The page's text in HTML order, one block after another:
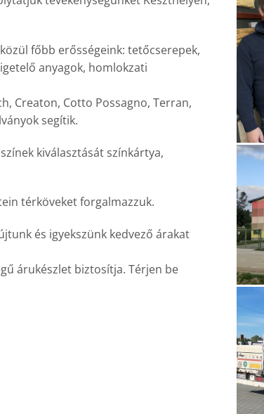
főbb erősségeink: tetőcserepek,
anyagok, homlokzati
Creaton, Cotto Possagno, Terran,
segítik.
kiválasztását színkártya,
térköveket forgalmazzuk.
és igyekszünk kedvező árakat
árukészlet biztosítja. Térjen be